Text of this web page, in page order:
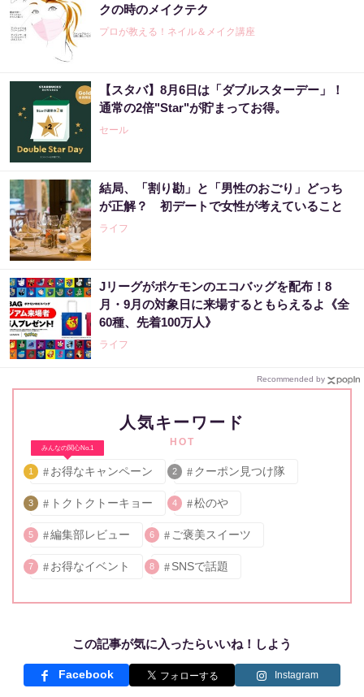
クの時のメイクテク
プロが教える！ネイル＆メイク講座
【スタバ】8月6日は「ダブルスターデー」！
通常の2倍"Star"が貯まってお得。
セール
結局、「割り勘」と「男性のおごり」どっち
が正解？ 初デートで女性が考えていること
ライフ
Jリーグがポケモンのエコバッグを配布！8
月・9月の対象日に来場するともらえるよ《全
60種、先着100万人》
ライフ
Recommended by
人気キーワード
HOT
みんなの関心No.1
1 お得なキャンペーン 2 クーポン見つけ隊
3 トクトクトーキョー 4 松のや
5 編集部レビュー 6 ご褒美スイーツ
7 お得なイベント 8 SNSで話題
この記事が気に入ったらいいね！しよう
Facebook Instagram